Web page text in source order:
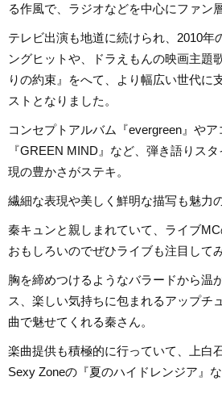
る作風で、ラジオなどを中心にファン
テレビ出演も地道に続けられ、2010年
ングヒットや、ドラえもんの映画主題
りの約束』をへて、より幅広い世代に
ストとなりました。
コンセプトアルバム『evergreen』や
『GREEN MIND』など、弾き語りス
現の豊かさがステキ。
繊細な表現や美しく鮮明な描写も魅力
秦キュンと親しまれていて、ライブ
おもしろいのでぜひライブも注目して
胸を締めつけるようなバラードから温
ス、楽しい気持ちに包まれるアップチ
曲で魅せてくれる秦さん。
楽曲提供も積極的に行っていて、上白
Sexy Zoneの『夏のハイドレンジア』